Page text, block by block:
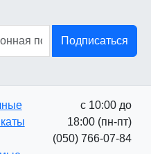
Подписаться
с 10:00 до
18:00 (пн-пт)
(050) 766-07-84